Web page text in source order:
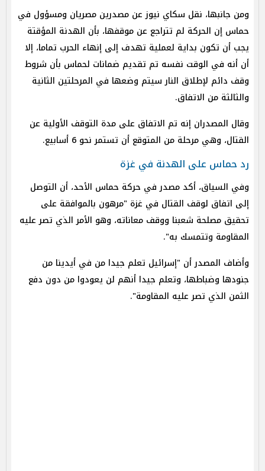
ومن جانبها، نقل سكاي نيوز عن مصدرين مصريان ومسؤول في
حماس إن الحركة لم تتراجع عن موقفها، بأن الهدنة المؤقتة
يجب أن تكون بداية لعملية تهدف إلى إنهاء الحرب تماما، إلا
أن أنه في الوقت نفسه تم تقديم ضمانات لحماس بأن شروط
وقف دائم لإطلاق النار سيتم وضعها في المرحلتين الثانية
والثالثة من الاتفاق.
وقال المصدران إنه تم الاتفاق على مدة التوقف الأولية عن
القتال، وهي مرحلة من المتوقع أن تستمر نحو 6 أسابيع.
رد حماس على الهدنة في غزة
وفي السياق، أكد مصدر في حركة حماس الأحد، أن التوصل
إلى اتفاق لوقف القتال في غزة "مرهون بالموافقة على
تحقيق مصلحة شعبنا ووقف معاناته، وهو الأمر الذي تصر عليه
المقاومة وتتمسك به".
وأضاف المصدر أن "إسرائيل تعلم جيدا من في أيدينا من
جنودها وضباطها، وتعلم جيدا أنهم لن يعودوا من دون دفع
الثمن الذي تصر عليه المقاومة".